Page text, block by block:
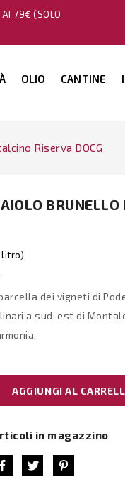
AI 79€ (SOLO
OLIO CANTINE
Riserva DOCG
litro)
dei vigneti di
a sud-est di
AGGIUNGI AL
in magazzino